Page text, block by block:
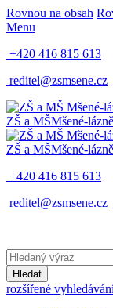
Rovnou na obsah
Menu
+420 416 815 613
reditel@zsmsene.cz
ZŠ a MŠMšené-lázně
ZŠ a MŠMšené-lázně
+420 416 815 613
reditel@zsmsene.cz
Hledat
rozšířené